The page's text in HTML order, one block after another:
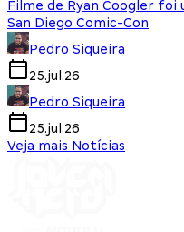
Filme de Ryan Coogler foi
San Diego Comic-Con
Pedro Siqueira
25.jul.26
Pedro Siqueira
25.jul.26
Veja mais Notícias